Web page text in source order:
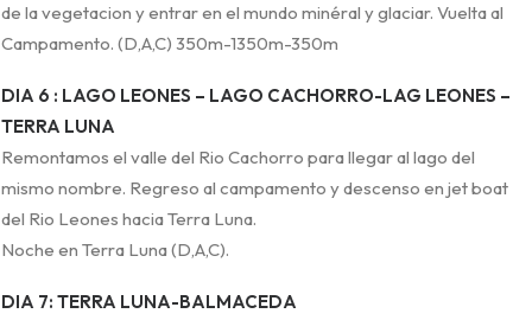
de la vegetacion y entrar en el mundo minéral y glaciar. Vuelta al
Campamento. (D,A,C) 350m-1350m-350m
DIA 6 : LAGO LEONES – LAGO CACHORRO-LAG LEONES –
TERRA LUNA
Remontamos el valle del Rio Cachorro para llegar al lago del
mismo nombre. Regreso al campamento y descenso en jet boat
del Rio Leones hacia Terra Luna.
Noche en Terra Luna (D,A,C).
DIA 7: TERRA LUNA-BALMACEDA